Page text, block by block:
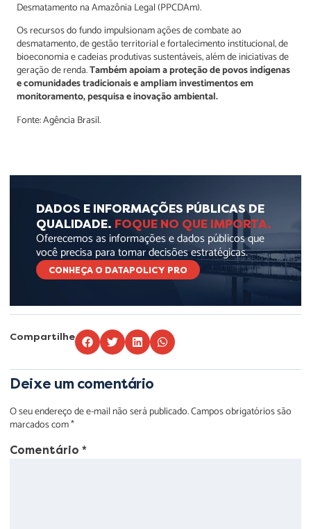
Desmatamento na Amazônia Legal (PPCDAm).
Os recursos do fundo impulsionam ações de combate ao
desmatamento, de gestão territorial e fortalecimento institucional, de
bioeconomia e cadeias produtivas sustentáveis, além de iniciativas de
geração de renda.Também apoiam a proteção de povos indígenas
e comunidades tradicionais e ampliam investimentos em
monitoramento, pesquisa e inovação ambiental.
Fonte: Agência Brasil.
DADOS E INFORMAÇÕES PÚBLICAS DE
QUALIDADE. FOQUE NO QUE IMPORTA.
Oferecemos as informações e dados públicos que
você precisa para tomar decisões estratégicas.
CONHEÇA O DATAPOLICY PRO
Compartilhe
Deixe um comentário
O seu endereço de e-mail não será publicado.Campos obrigatórios são
marcados com*
Comentário *